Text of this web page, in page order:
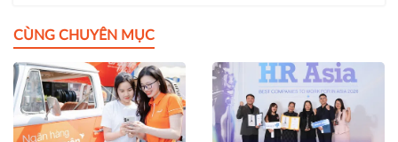
CÙNG CHUYÊN MỤC